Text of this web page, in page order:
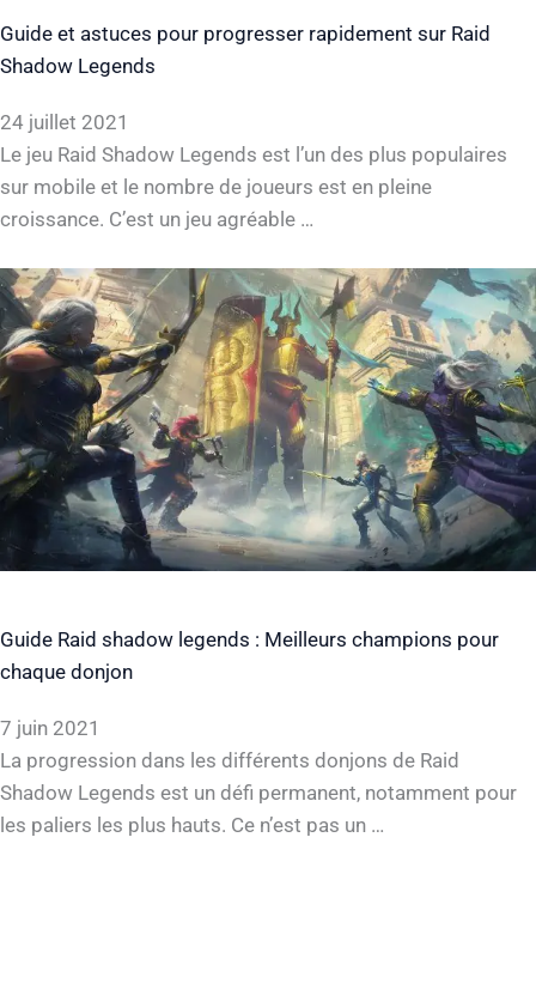
Guide et astuces pour progresser rapidement sur Raid
Shadow Legends
24 juillet 2021
Le jeu Raid Shadow Legends est l’un des plus populaires
sur mobile et le nombre de joueurs est en pleine
croissance. C’est un jeu agréable …
Guide Raid shadow legends : Meilleurs champions pour
chaque donjon
7 juin 2021
La progression dans les différents donjons de Raid
Shadow Legends est un défi permanent, notamment pour
les paliers les plus hauts. Ce n’est pas un …